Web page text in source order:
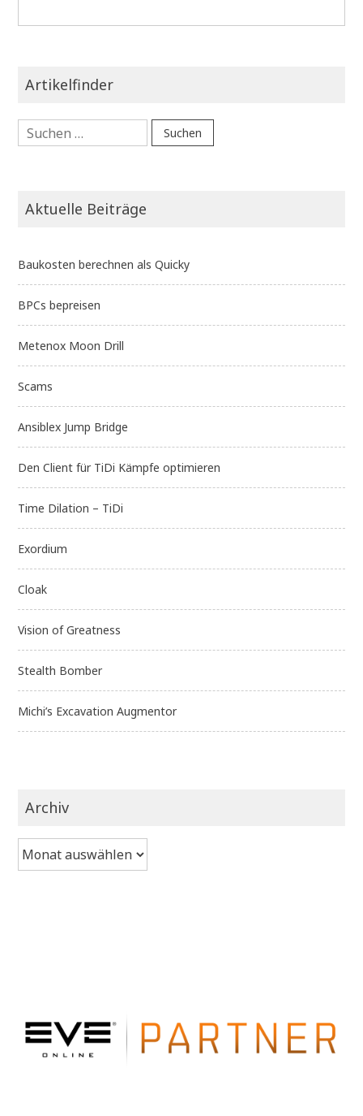
Artikelfinder
Suchen
nach:
Aktuelle Beiträge
Baukosten berechnen als Quicky
BPCs bepreisen
Metenox Moon Drill
Scams
Ansiblex Jump Bridge
Den Client für TiDi Kämpfe optimieren
Time Dilation – TiDi
Exordium
Cloak
Vision of Greatness
Stealth Bomber
Michi’s Excavation Augmentor
Archiv
Archiv